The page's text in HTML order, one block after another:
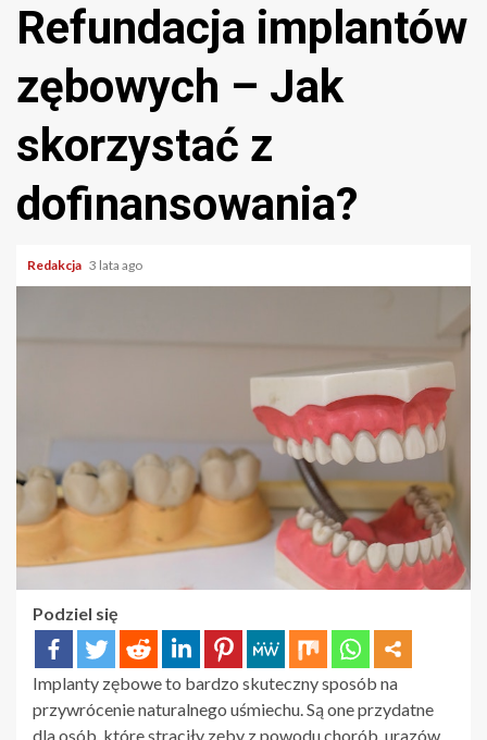
Refundacja implantów
zębowych – Jak
skorzystać z
dofinansowania?
Redakcja 3 lata ago
Podziel się
Implanty zębowe to bardzo skuteczny sposób na
przywrócenie naturalnego uśmiechu. Są one przydatne
dla osób, które straciły zęby z powodu chorób, urazów